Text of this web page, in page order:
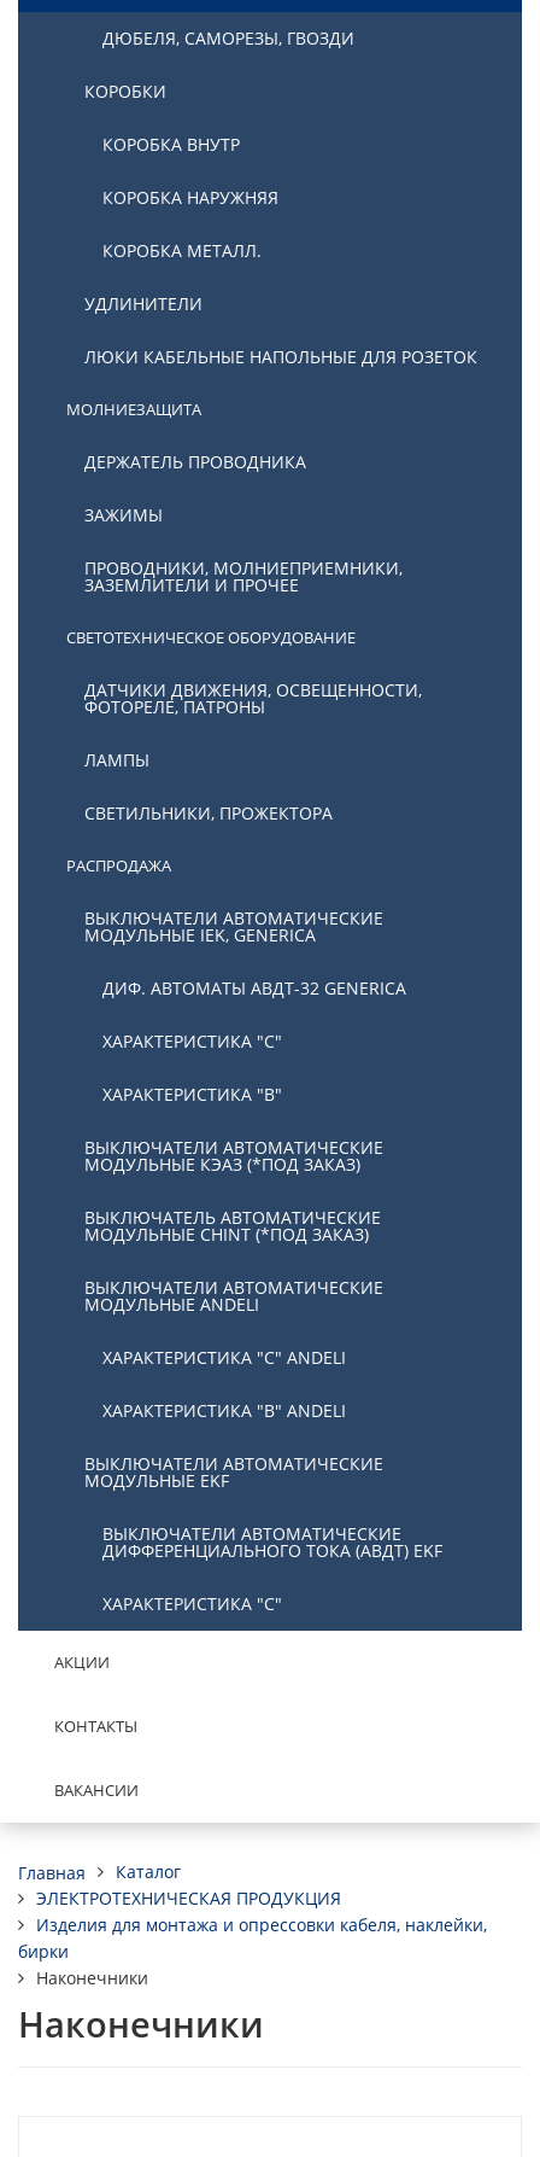
ДЮБЕЛЯ, САМОРЕЗЫ, ГВОЗДИ
КОРОБКИ
КОРОБКА ВНУТР
КОРОБКА НАРУЖНЯЯ
КОРОБКА МЕТАЛЛ.
УДЛИНИТЕЛИ
ЛЮКИ КАБЕЛЬНЫЕ НАПОЛЬНЫЕ ДЛЯ РОЗЕТОК
МОЛНИЕЗАЩИТА
ДЕРЖАТЕЛЬ ПРОВОДНИКА
ЗАЖИМЫ
ПРОВОДНИКИ, МОЛНИЕПРИЕМНИКИ,
ЗАЗЕМЛИТЕЛИ И ПРОЧЕЕ
СВЕТОТЕХНИЧЕСКОЕ ОБОРУДОВАНИЕ
ДАТЧИКИ ДВИЖЕНИЯ, ОСВЕЩЕННОСТИ,
ФОТОРЕЛЕ, ПАТРОНЫ
ЛАМПЫ
СВЕТИЛЬНИКИ, ПРОЖЕКТОРА
РАСПРОДАЖА
ВЫКЛЮЧАТЕЛИ АВТОМАТИЧЕСКИЕ
МОДУЛЬНЫЕ IEK, GENERICA
ДИФ. АВТОМАТЫ АВДТ-32 GENERICA
ХАРАКТЕРИСТИКА "С"
ХАРАКТЕРИСТИКА "В"
ВЫКЛЮЧАТЕЛИ АВТОМАТИЧЕСКИЕ
МОДУЛЬНЫЕ КЭАЗ (*ПОД ЗАКАЗ)
ВЫКЛЮЧАТЕЛЬ АВТОМАТИЧЕСКИЕ
МОДУЛЬНЫЕ CHINT (*ПОД ЗАКАЗ)
ВЫКЛЮЧАТЕЛИ АВТОМАТИЧЕСКИЕ
МОДУЛЬНЫЕ ANDELI
ХАРАКТЕРИСТИКА "C" ANDELI
ХАРАКТЕРИСТИКА "B" ANDELI
ВЫКЛЮЧАТЕЛИ АВТОМАТИЧЕСКИЕ
МОДУЛЬНЫЕ EKF
ВЫКЛЮЧАТЕЛИ АВТОМАТИЧЕСКИЕ
ДИФФЕРЕНЦИАЛЬНОГО ТОКА (АВДТ) EKF
ХАРАКТЕРИСТИКА "С"
АКЦИИ
КОНТАКТЫ
ВАКАНСИИ
Главная
Каталог
ЭЛЕКТРОТЕХНИЧЕСКАЯ ПРОДУКЦИЯ
Изделия для монтажа и опрессовки кабеля, наклейки,
бирки
Наконечники
Наконечники